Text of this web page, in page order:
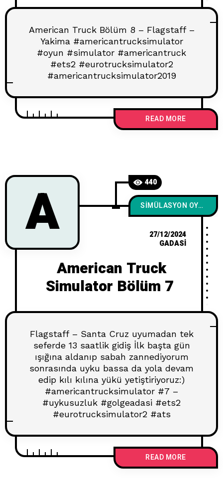
American Truck Bölüm 8 – Flagstaff –
Yakima #americantrucksimulator
#oyun #simulator #americantruck
#ets2 #eurotrucksimulator2
#americantrucksimulator2019
READ MORE
A 440
SIMÜLASYON OYUNLARI
27/12/2024
GADASI
American Truck
Simulator Bölüm 7
Flagstaff – Santa Cruz uyumadan tek
seferde 13 saatlik gidiş İlk başta gün
ışığına aldanıp sabah zannediyorum
sonrasında uyku bassa da yola devam
edip kılı kılına yükü yetiştiriyoruz:)
#americantrucksimulator #7 –
#uykusuzluk #golgeadasi #ets2
#eurotrucksimulator2 #ats
READ MORE